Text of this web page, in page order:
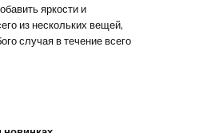
яркости и
из нескольких вещей,
случая в течение всего